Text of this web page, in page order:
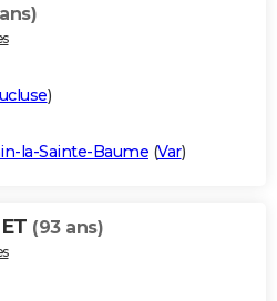
)
la-Sainte-Baume (Var)
(93 ans)